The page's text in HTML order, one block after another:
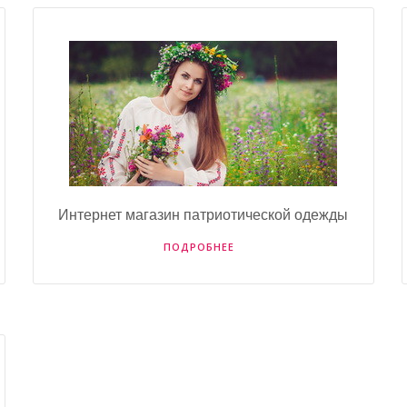
Интернет магазин патриотической одежды
ПОДРОБНЕЕ